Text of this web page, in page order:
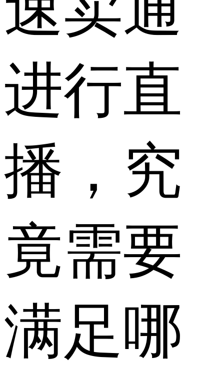
进行直
播，究
竟需要
满足哪